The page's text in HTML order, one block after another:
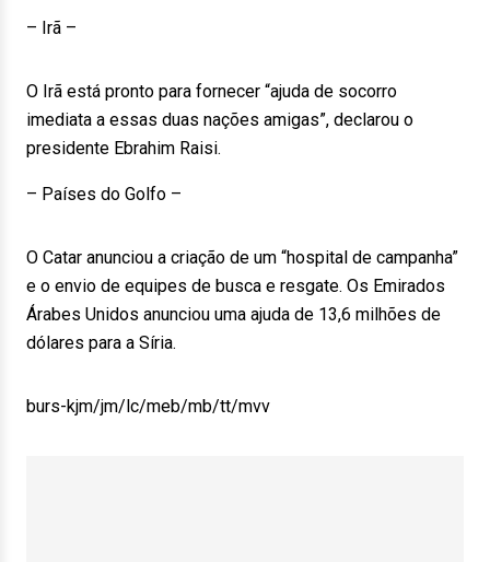
– Irã –
O Irã está pronto para fornecer “ajuda de socorro
imediata a essas duas nações amigas”, declarou o
presidente Ebrahim Raisi.
– Países do Golfo –
O Catar anunciou a criação de um “hospital de campanha”
e o envio de equipes de busca e resgate. Os Emirados
Árabes Unidos anunciou uma ajuda de 13,6 milhões de
dólares para a Síria.
burs-kjm/jm/lc/meb/mb/tt/mvv